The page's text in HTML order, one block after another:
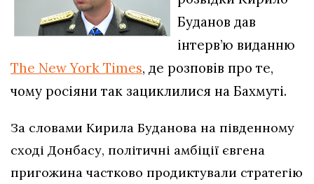
Буданов дав
інтерв’ю виданню
The New York Times, де розповів про те,
чому росіяни так зациклилися на Бахмуті.
За словами Кирила Буданова на південному
сході Донбасу, політичні амбіції євгена
пригожина частково продиктували стратегію